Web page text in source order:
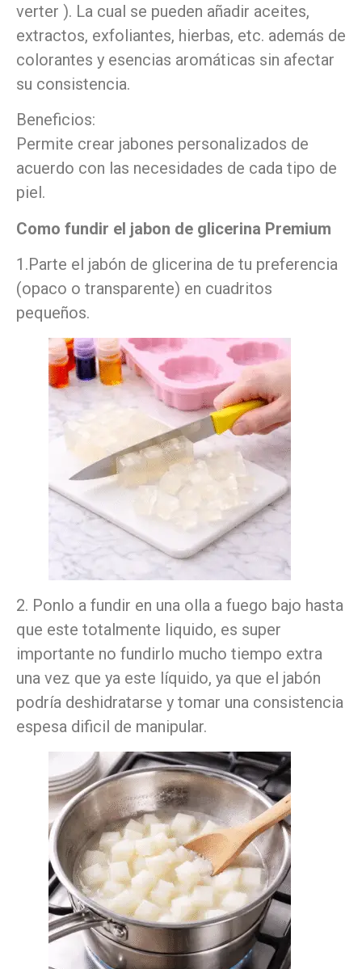
verter ). La cual se pueden añadir aceites,
extractos, exfoliantes, hierbas, etc. además de
colorantes y esencias aromáticas sin afectar
su consistencia.
Beneficios:
Permite crear jabones personalizados de
acuerdo con las necesidades de cada tipo de
piel.
Como fundir el jabon de glicerina Premium
1.Parte el jabón de glicerina de tu preferencia
(opaco o transparente) en cuadritos
pequeños.
2. Ponlo a fundir en una olla a fuego bajo hasta
que este totalmente liquido, es super
importante no fundirlo mucho tiempo extra
una vez que ya este líquido, ya que el jabón
podría deshidratarse y tomar una consistencia
espesa dificil de manipular.